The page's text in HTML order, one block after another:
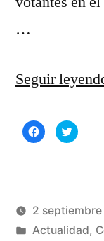
…
Seguir
Haz
clic
ventana
Haz
clic
una
ventana
Publicado
Manuel
2 septiembre
Publicado
Actualidad,